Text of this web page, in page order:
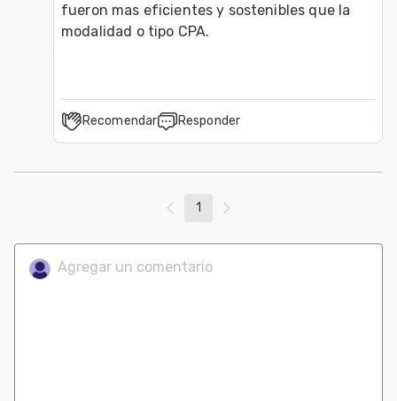
fueron mas eficientes y sostenibles que la
modalidad o tipo CPA.
Recomendar Responder
1